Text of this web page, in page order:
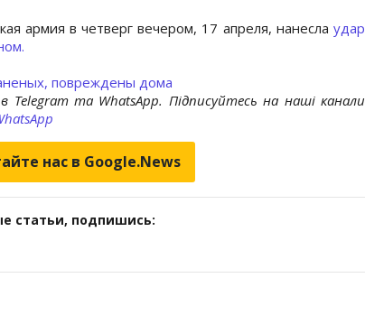
армия в четверг вечером, 17 апреля, нанесла удар
повреждены дома
в Telegram та WhatsApp. Підписуйтесь на наші канали
нас в Google.News
статьи, подпишись: